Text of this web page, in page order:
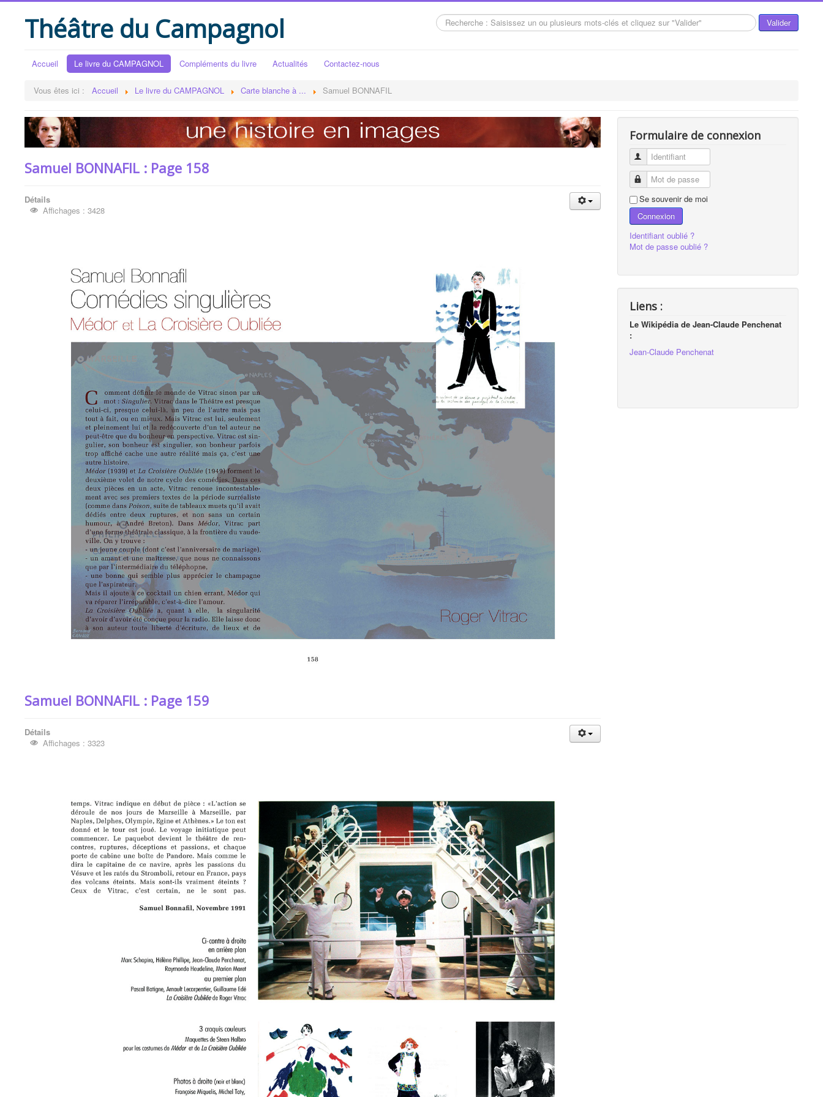
Théâtre du Campagnol Rechercher Valider
Accueil Le livre du CAMPAGNOL Compléments du livre Actualités Contactez-nous
Vous êtes ici : Accueil Le livre du CAMPAGNOL Carte blanche à ... Samuel BONNAFIL
Samuel BONNAFIL : Page 158
Détails
Affichages : 3428
Samuel BONNAFIL : Page 159
Détails
Affichages : 3323
Formulaire de connexion
Identifiant
Mot de passe
Se souvenir de moi
Connexion
Identifiant oublié ?
Mot de passe oublié ?
Liens :
Le Wikipédia de Jean-Claude Penchenat
:
Jean-Claude Penchenat